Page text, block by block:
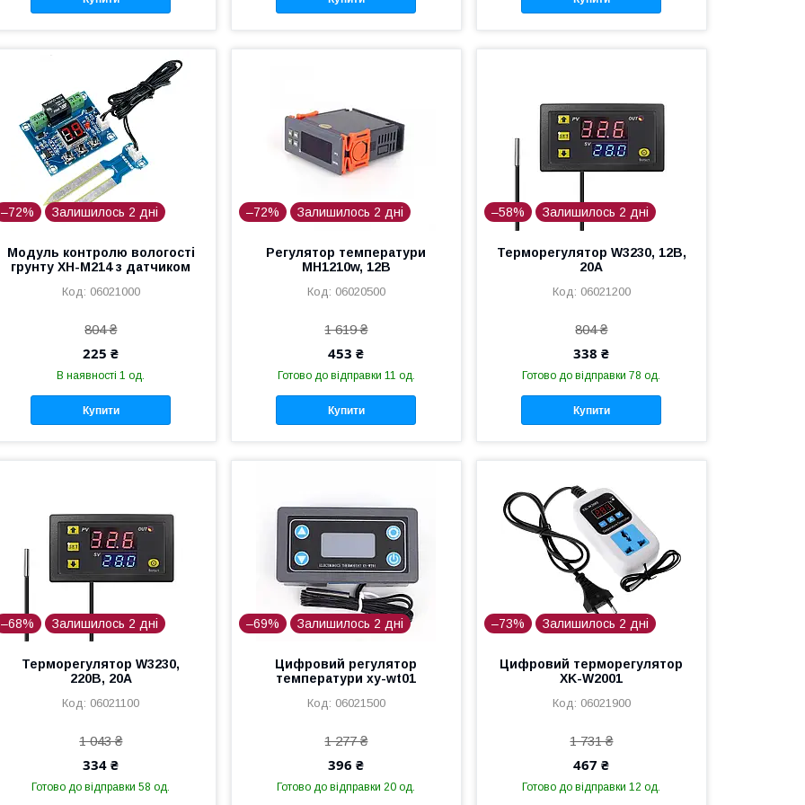
–72% Залишилось 2 дні
Модуль контролю вологості
грунту XH-M214 з датчиком
06021000
804 ₴
225 ₴
В наявності 1 од.
Купити
–72% Залишилось 2 дні
Регулятор температури
MH1210w, 12В
06020500
1 619 ₴
453 ₴
Готово до відправки 11 од.
Купити
–58% Залишилось 2 дні
Терморегулятор W3230, 12В,
20A
06021200
804 ₴
338 ₴
Готово до відправки 78 од.
Купити
–68% Залишилось 2 дні
Терморегулятор W3230,
220В, 20A
06021100
1 043 ₴
334 ₴
Готово до відправки 58 од.
–69% Залишилось 2 дні
Цифровий регулятор
температури xy-wt01
06021500
1 277 ₴
396 ₴
Готово до відправки 20 од.
–73% Залишилось 2 дні
Цифровий терморегулятор
XK-W2001
06021900
1 731 ₴
467 ₴
Готово до відправки 12 од.